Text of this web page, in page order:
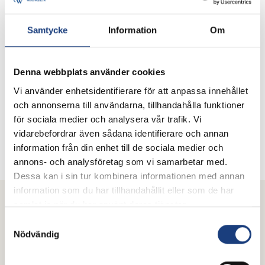
Samtycke Information Om
Denna webbplats använder cookies
Vi använder enhetsidentifierare för att anpassa innehållet
och annonserna till användarna, tillhandahålla funktioner
för sociala medier och analysera vår trafik. Vi
vidarebefordrar även sådana identifierare och annan
information från din enhet till de sociala medier och
annons- och analysföretag som vi samarbetar med.
Dessa kan i sin tur kombinera informationen med annan
information som du har tillhandahållit eller som de har
samlat in när du har använt deras tjänster.
Nödvändig
STUDIENS FRÅGESTÄLLNINGAR
Hur kan rädsla uppenbara sig?
Hur kan man hantera rädslan?
HIPPOLOGPROGRAMMET
Huvudman för hippologprogrammet är SLU, Sveriges
lantbruksuniversitet . Programmet har tre inriktningar;
islandshäst, trav och ridhäst och ges på hästnäringens tre
riksanläggningarWången,FlyingeochRidskolan
Strömsholm .
Brukshäst